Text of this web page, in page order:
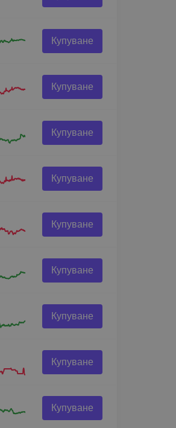
Купуване
Купуване
Купуване
Купуване
Купуване
Купуване
Купуване
Купуване
Купуване